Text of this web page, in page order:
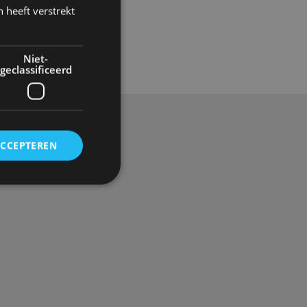
Gadgets
heeft verstrekt
Niet-
geclassificeerd